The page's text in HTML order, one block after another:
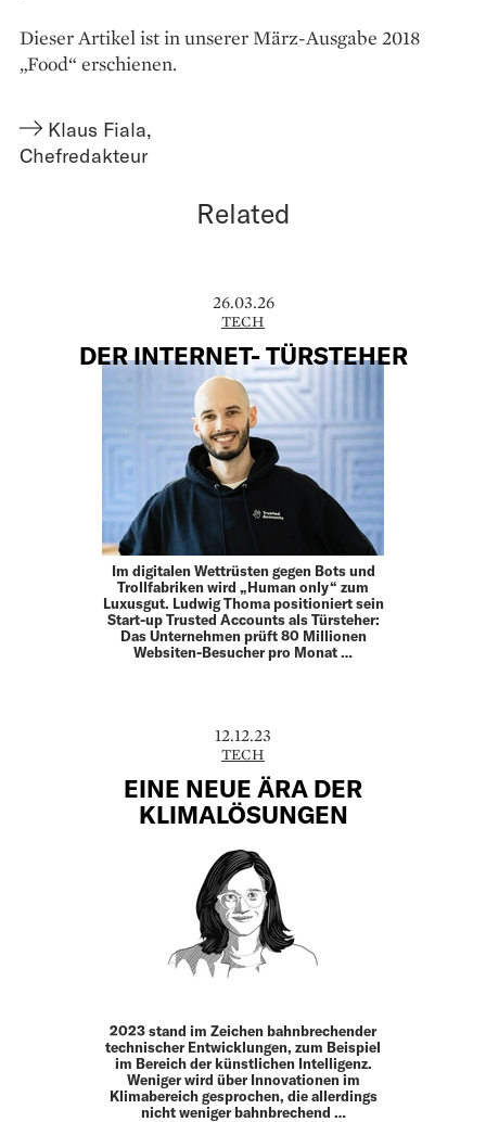
Dieser Artikel ist in unserer März-Ausgabe 2018
„Food“ erschienen.
Klaus Fiala,
Chefredakteur
Related
26.03.26
TECH
DER INTERNET- TÜRSTEHER
Im digitalen Wettrüsten gegen Bots und
Trollfabriken wird „Human only“ zum
Luxusgut. Ludwig Thoma positioniert sein
Start-up Trusted Accounts als Türsteher:
Das Unternehmen prüft 80 Millionen
Websiten-Besucher pro Monat …
12.12.23
TECH
EINE NEUE ÄRA DER
KLIMALÖSUNGEN
2023 stand im Zeichen bahnbrechender
tech­nischer Entwicklungen, zum Beispiel
im Bereich der künstlichen Intelligenz.
Weniger wird über Innovationen im
Klimabereich gesprochen, die allerdings
nicht weniger bahnbrechend …